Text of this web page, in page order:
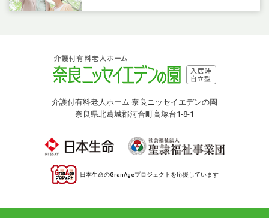
介護付有料老人ホーム 奈良ニッセイエデンの園
奈良県北葛城郡河合町高塚台1-8-1
日本生命のGranAgeプロジェクトを応援しています